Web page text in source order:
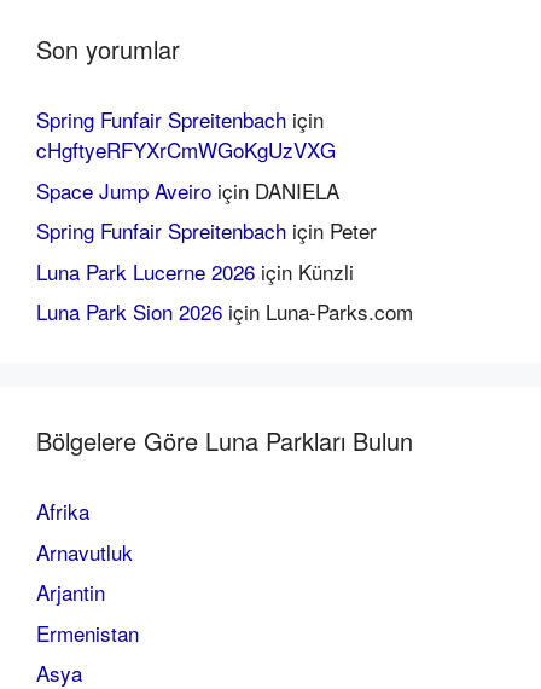
Son yorumlar
Spring Funfair Spreitenbach için
cHgftyeRFYXrCmWGoKgUzVXG
Space Jump Aveiro için DANIELA
Spring Funfair Spreitenbach için Peter
Luna Park Lucerne 2026 için Künzli
Luna Park Sion 2026 için Luna-Parks.com
Bölgelere Göre Luna Parkları Bulun
Afrika
Arnavutluk
Arjantin
Ermenistan
Asya